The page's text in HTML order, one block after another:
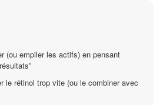
(ou empiler les actifs) en pensant
le rétinol trop vite (ou le combiner avec